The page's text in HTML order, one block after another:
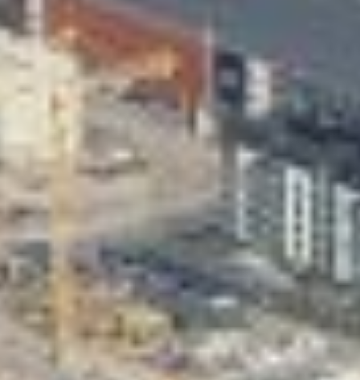
Taideapteekki
Kirjasto
Valon Kaupunki
Lasten Lysti & LystiKylä-festivaali
Ohje
English